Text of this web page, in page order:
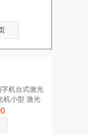
机台式激光
机小型 激光